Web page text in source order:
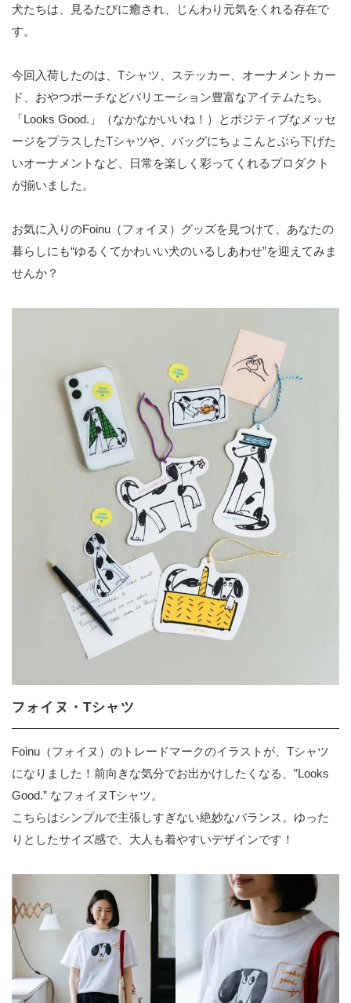
犬たちは、見るたびに癒され、じんわり元気をくれる存在で
す。
今回入荷したのは、Tシャツ、ステッカー、オーナメントカー
ド、おやつポーチなどバリエーション豊富なアイテムたち。
「Looks Good.」（なかなかいいね！）とポジティブなメッセ
ージをプラスしたTシャツや、バッグにちょこんとぶら下げた
いオーナメントなど、日常を楽しく彩ってくれるプロダクト
が揃いました。
お気に入りのFoinu（フォイヌ）グッズを見つけて、あなたの
暮らしにも“ゆるくてかわいい犬のいるしあわせ”を迎えてみま
せんか？
フォイヌ・Tシャツ
Foinu（フォイヌ）のトレードマークのイラストが、Tシャツ
になりました！前向きな気分でお出かけしたくなる、”Looks
Good.” なフォイヌTシャツ。
こちらはシンプルで主張しすぎない絶妙なバランス。ゆった
りとしたサイズ感で、大人も着やすいデザインです！